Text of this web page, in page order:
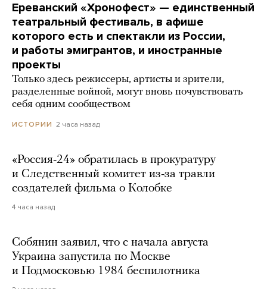
Ереванский «Хронофест» — единственный
театральный фестиваль, в афише
которого есть и спектакли из России,
и работы эмигрантов, и иностранные
проекты
Только здесь режиссеры, артисты и зрители,
разделенные войной, могут вновь почувствовать
себя одним сообществом
ИСТОРИИ 2 часа назад
«Россия-24» обратилась в прокуратуру
и Следственный комитет из-за травли
создателей фильма о Колобке
4 часа назад
Собянин заявил, что с начала августа
Украина запустила по Москве
и Подмосковью 1984 беспилотника